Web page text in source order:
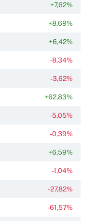
+7,62%
+8,69%
+6,42%
-8,34%
-3,62%
+62,83%
-5,05%
-0,39%
+6,59%
-1,04%
-27,82%
-61,57%